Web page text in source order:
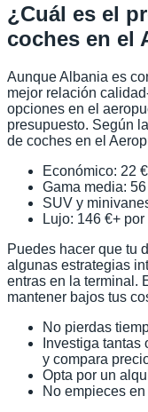
¿Cuál es el
coches en el
Aunque Albania es
mejor relación
opciones en el
presupuesto. Según
de coches en el
Económico: 22
Gama media:
SUV y
Lujo: 146 €+ por
Puedes hacer que tu
algunas estrategias
entras en la terminal.
mantener bajos tus
No pierdas
Investiga
y compara
Opta por un
No empieces